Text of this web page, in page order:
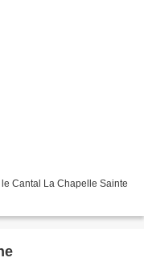
Cantal La Chapelle Sainte